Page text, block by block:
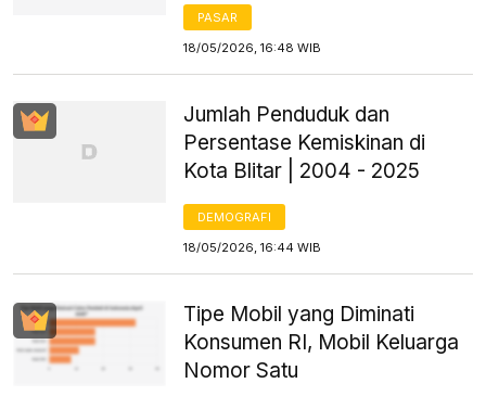
PASAR
18/05/2026, 16:48 WIB
Jumlah Penduduk dan
Persentase Kemiskinan di
Kota Blitar | 2004 - 2025
DEMOGRAFI
18/05/2026, 16:44 WIB
Tipe Mobil yang Diminati
Konsumen RI, Mobil Keluarga
Nomor Satu